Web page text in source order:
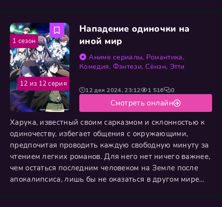
любимый персонаж манги? Мало того, Лилиса
увлекается моделированием фетишистских штучек!
Границы между 2D и 3D
Нападение одиночки на
иной мир
Аниме сериалы, Романтика,
Комедия, Фэнтези, Сёнэн, Этти
Харука, известный своим сарказмом и склонностью к
одиночеству, избегает общения с окружающими,
предпочитая проводить каждую свободную минуту за
чтением легких романов. Для него нет ничего важнее,
чем остаться последним человеком на Земле после
апокалипсиса, лишь бы не оказаться в другом мире
12 дек 2024, 23:12 1 516 0
Смотреть онлайн
12 из 12 серия
1 сезон